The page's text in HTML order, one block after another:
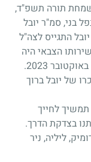
שמחת תורה תשפ"ד,
נפל בני, סמ"ר יובל
התגייס לצה"ל
הצבאי היה
משמעותי והיה אמור להסתיים רשמית ב-18 באוקטובר 2023.
זכרו של יובל ברוך
לחייך
בצדקת הדרך.
ליליה, ניר